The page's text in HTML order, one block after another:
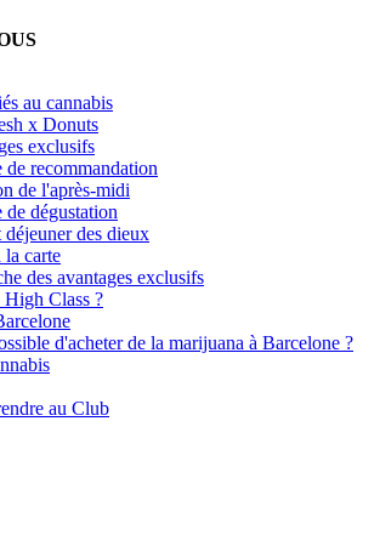
au cannabis
x Donuts
exclusifs
de recommandation
de l'après-midi
de dégustation
des dieux
la carte
des avantages exclusifs
Class ?
d'acheter de la marijuana à Barcelone ?
au Club